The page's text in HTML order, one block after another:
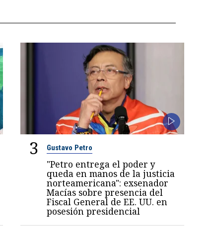
3 Gustavo Petro
"Petro entrega el poder y
queda en manos de la justicia
norteamericana": exsenador
Macías sobre presencia del
Fiscal General de EE. UU. en
posesión presidencial